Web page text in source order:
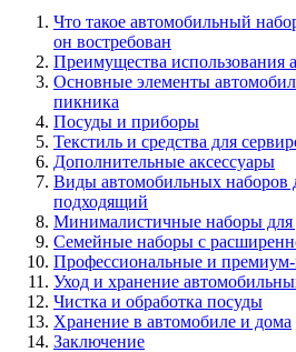
Что такое автомобильный
он востребован
Преимущества использования
Основные элементы
пикника
Посуды и приборы
Текстиль и средства для
Дополнительные аксессуары
Виды автомобильных наборов
подходящий
Минималистичные наборы для
Семейные наборы с
Профессиональные и
Уход и хранение
Чистка и обработка посуды
Хранение в автомобиле и дома
Заключение